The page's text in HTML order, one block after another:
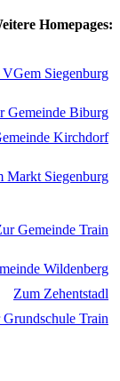
Homepages:
Siegenburg
Gemeinde Biburg
Kirchdorf
Markt Siegenburg
Gemeinde Train
Wildenberg
Zum Zehentstadl
Grundschule Train